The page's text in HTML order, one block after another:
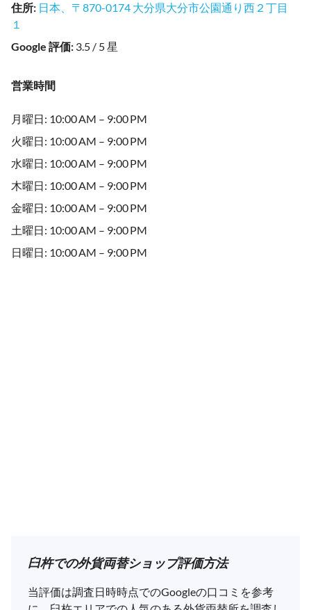
住所: 日本、〒870-0174 大分県大分市公園通り西２丁目
１
Google 評価: 3.5 / 5 星
営業時間
月曜日: 10:00 AM – 9:00 PM
火曜日: 10:00 AM – 9:00 PM
水曜日: 10:00 AM – 9:00 PM
木曜日: 10:00 AM – 9:00 PM
金曜日: 10:00 AM – 9:00 PM
土曜日: 10:00 AM – 9:00 PM
日曜日: 10:00 AM – 9:00 PM
臼杵での外貨両替ショップ評価方法
当評価は調査日時時点でのGoogleの口コミを参考